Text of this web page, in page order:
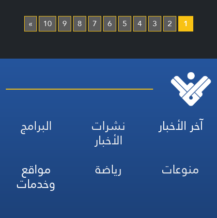
1
2
3
4
5
6
7
8
9
10
»
آخر الأخبار نشرات
الأخبار
البرامج
منوعات
رياضة مواقع
وخدمات